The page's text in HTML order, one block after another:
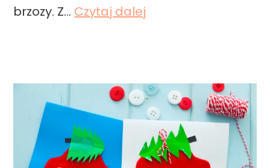
c
ę
D
brzozy. Z… Czytaj dalej
j
a
k
z